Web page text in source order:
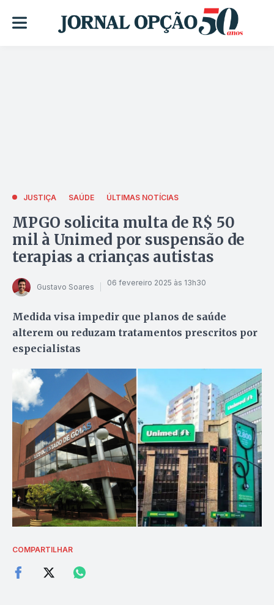
JUSTIÇA SAÚDE ÚLTIMAS NOTÍCIAS
MPGO solicita multa de R$ 50
mil à Unimed por suspensão de
terapias a crianças autistas
Gustavo Soares 06 fevereiro 2025 às 13h30
Medida visa impedir que planos de saúde
alterem ou reduzam tratamentos prescritos por
especialistas
COMPARTILHAR